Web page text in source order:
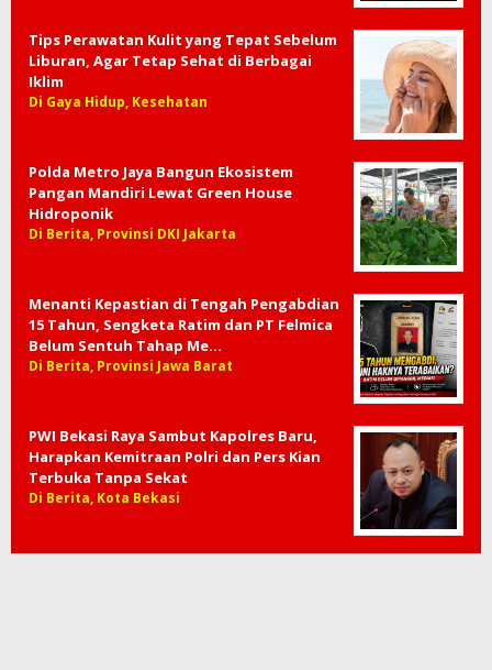
Tips Perawatan Kulit yang Tepat Sebelum
Liburan, Agar Tetap Sehat di Berbagai
Iklim
Di Gaya Hidup, Kesehatan
Polda Metro Jaya Bangun Ekosistem
Pangan Mandiri Lewat Green House
Hidroponik
Di Berita, Provinsi DKI Jakarta
Menanti Kepastian di Tengah Pengabdian
15 Tahun, Sengketa Ratim dan PT Felmica
Belum Sentuh Tahap Me…
Di Berita, Provinsi Jawa Barat
PWI Bekasi Raya Sambut Kapolres Baru,
Harapkan Kemitraan Polri dan Pers Kian
Terbuka Tanpa Sekat
Di Berita, Kota Bekasi